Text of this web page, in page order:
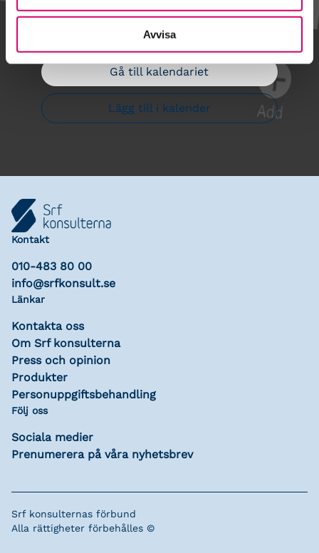
Avvisa
Gå till kalendariet
Lägg till i kalender
Kontakt
010-483 80 00
info@srfkonsult.se
Länkar
Kontakta oss
Om Srf konsulterna
Press och opinion
Produkter
Personuppgiftsbehandling
Följ oss
Sociala medier
Prenumerera på våra nyhetsbrev
Srf konsulternas förbund
Alla rättigheter förbehålles ©